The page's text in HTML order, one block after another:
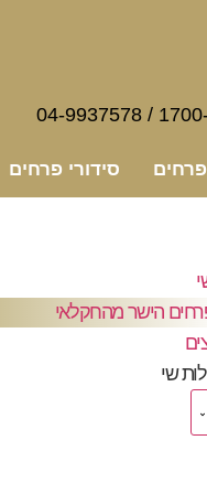
/
04-9937578
פרחים סידורי פרחים
הישר מהחקלאי
שי